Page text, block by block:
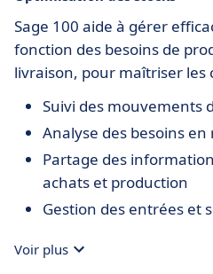
Sage 100 aide à gérer
fonction des besoins de
livraison, pour maîtriser les
Suivi des mouvements
Analyse des besoins en
Partage des
achats et production
Gestion des entrées et
Voir plus